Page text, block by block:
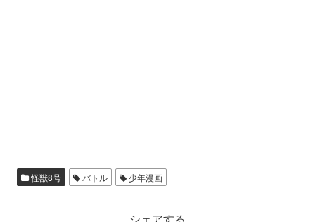
怪獣8号 バトル 少年漫画